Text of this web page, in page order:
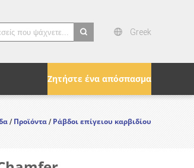
Greek
Ζητήστε ένα απόσπασμα
/Προϊόντα/Ράβδοι επίγειου καρβιδίου